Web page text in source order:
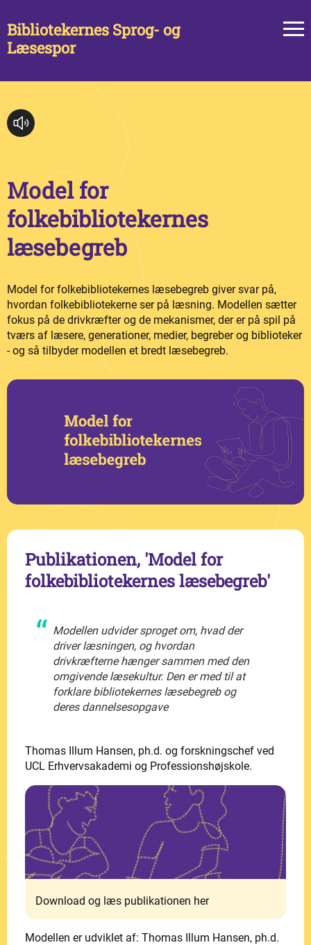
Bibliotekernes Sprog- og
Læsespor
Model for
folkebibliotekernes
læsebegreb
Model for folkebibliotekernes læsebegreb giver svar på,
hvordan folkebibliotekerne ser på læsning. Modellen sætter
fokus på de drivkræfter og de mekanismer, der er på spil på
tværs af læsere, generationer, medier, begreber og biblioteker
- og så tilbyder modellen et bredt læsebegreb.
Publikationen, 'Model for
folkebibliotekernes læsebegreb'
Modellen udvider sproget om, hvad der
driver læsningen, og hvordan
drivkræfterne hænger sammen med den
omgivende læsekultur. Den er med til at
forklare bibliotekernes læsebegreb og
deres dannelsesopgave
Thomas Illum Hansen, ph.d. og forskningschef ved
UCL Erhvervsakademi og Professionshøjskole.
Download og læs publikationen her
Modellen er udviklet af: Thomas Illum Hansen, ph.d.